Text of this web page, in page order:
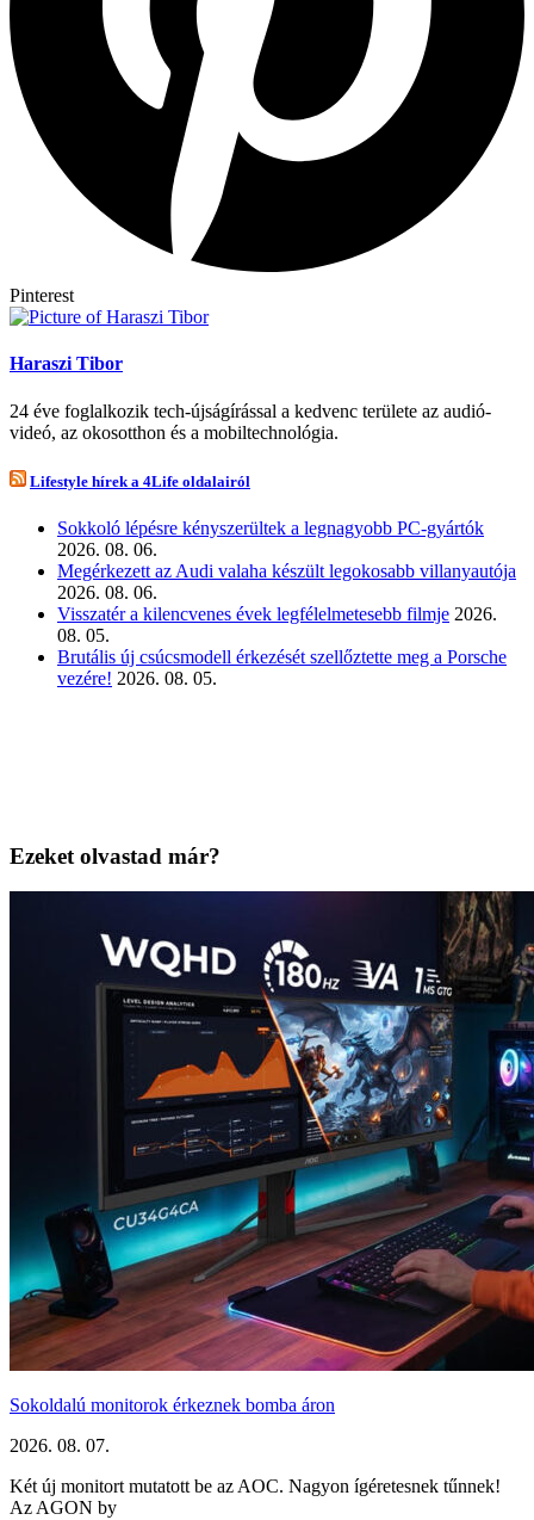
Pinterest
Haraszi Tibor
24 éve foglalkozik tech-újságírással a kedvenc területe az audió-
videó, az okosotthon és a mobiltechnológia.
Lifestyle hírek a 4Life oldalairól
Sokkoló lépésre kényszerültek a legnagyobb PC-gyártók
2026. 08. 06.
Megérkezett az Audi valaha készült legokosabb villanyautója
2026. 08. 06.
Visszatér a kilencvenes évek legfélelmetesebb filmje 2026.
08. 05.
Brutális új csúcsmodell érkezését szellőztette meg a Porsche
vezére! 2026. 08. 05.
Ezeket olvastad már?
Sokoldalú monitorok érkeznek bomba áron
2026. 08. 07.
Két új monitort mutatott be az AOC. Nagyon ígéretesnek tűnnek!
Az AGON by